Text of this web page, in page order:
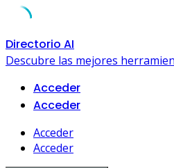
Skip
to
Directorio AI
Descubre las mejores
Acceder
Acceder
Acceder
Acceder